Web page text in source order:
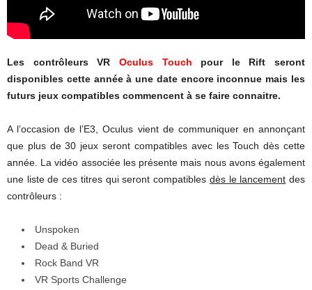
Les contrôleurs VR Oculus Touch pour le Rift seront
disponibles cette année à une date encore inconnue mais les
futurs jeux compatibles commencent à se faire connaitre.
A l’occasion de l’E3, Oculus vient de communiquer en annonçant
que plus de 30 jeux seront compatibles avec les Touch dès cette
année. La vidéo associée les présente mais nous avons également
une liste de ces titres qui seront compatibles dès le lancement des
contrôleurs :
Unspoken
Dead & Buried
Rock Band VR
VR Sports Challenge